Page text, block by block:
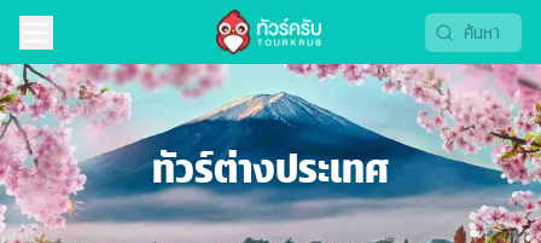
ทัวร์ต่างประเทศ